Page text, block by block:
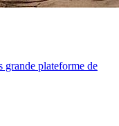
plateforme de